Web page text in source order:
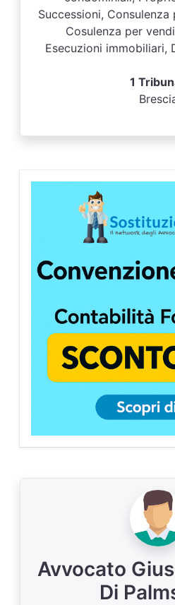
Successioni,
Cosulenza per
Esecuzioni immobiliari,
1
Avvocato
Di